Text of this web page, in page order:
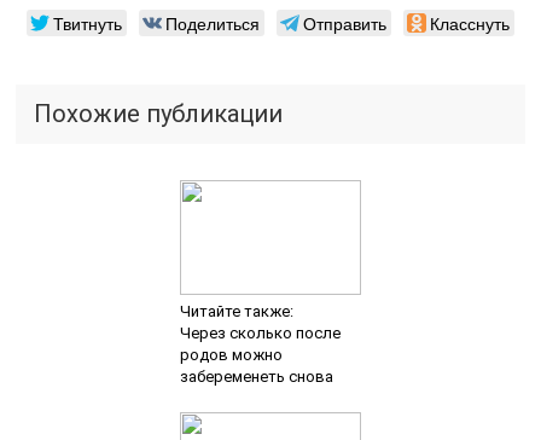
Твитнуть Поделиться Отправить Класснуть
Похожие публикации
Читайте также:
Через сколько после
родов можно
забеременеть снова